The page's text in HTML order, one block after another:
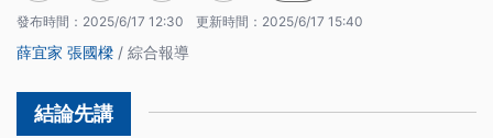
發布時間： 2025/6/17 12:30 更新時間： 2025/6/17 15:40
薛宜家 張國樑 / 綜合報導